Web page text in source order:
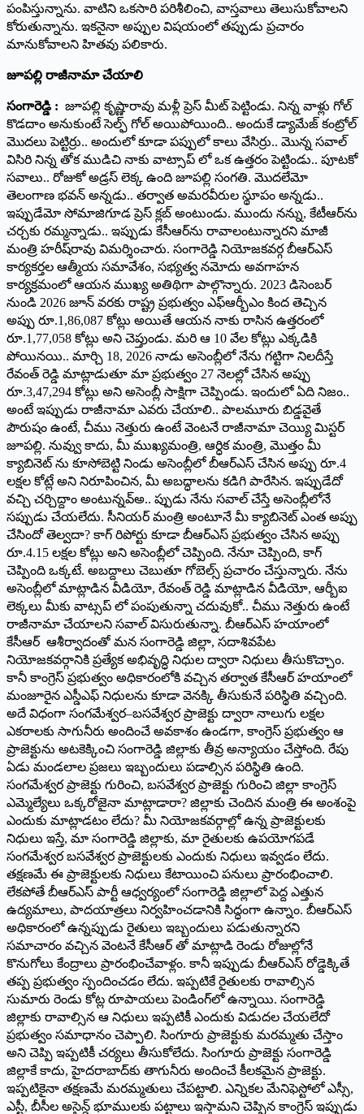
పంపిస్తున్నాను. వాటిని ఒకసారి పరిశీలించి, వాస్తవాలు తెలుసుకోవాలని
కోరుతున్నాను. ఇకనైనా అప్పుల విషయంలో తప్పుడు ప్రచారం
మానుకోవాలని హితవు ప‌లికారు.
జూప‌ల్లి రాజీనామా చేయాలి
సంగారెడ్డి : జూపల్లి కృష్ణారావు మళ్లీ ప్రెస్ మీట్ పెట్టిండు. నిన్న వాళ్లు గోల్
కొడదాం అనుకుంటే సెల్ఫ్ గోల్ అయిపోయింది.. అందుకే డ్యామేజ్ కంట్రోల్
మొదలు పెట్టిర్రు.. అందులో కూడా పప్పులో కాలు వేసిర్రు.. మొన్న సవాల్
విసిరి నిన్న తోక ముడిచి నాకు వాట్సాప్ లో ఒక ఉత్తరం పెట్టిండు.. పూటకో
సవాలు.. రోజుకో అడ్రస్ లెక్క ఉంది జూపల్లి సంగతి. మొదలేమో
తెలంగాణ భవన్ అన్నడు.. తర్వాత అమరవీరుల స్థూపం అన్నడు..
ఇప్పుడేమో సోమాజిగూడ ప్రెస్ క్లబ్ అంటుండు. ముందు నన్ను, కేటీఆర్‌ను
చర్చకు రమ్మన్నాడు.. ఇప్పుడు కేసీఆర్‌ను రావాలంటున్నారని మాజీ
మంత్రి హ‌రీష్‌రావు విమ‌ర్శించారు. సంగారెడ్డి నియోజకవర్గ బీఆర్ఎస్
కార్యకర్తల ఆత్మీయ సమావేశం, సభ్యత్వ నమోదు అవగాహన
కార్యక్రమంలో ఆయ‌న‌ ముఖ్య అతిథిగా పాల్గొన్నారు. 2023 డిసెంబర్
నుండి 2026 జూన్ వరకు రాష్ట్ర ప్రభుత్వం ఎఫ్ఆర్బీఎం కింద తెచ్చిన
అప్పు రూ.1,86,087 కోట్లు అయితే ఆయన నాకు రాసిన ఉత్తరంలో
రూ.1,77,058 కోట్లు అని చెప్తుండు. మరి ఆ 10 వేల కోట్లు ఎక్కడికి
పోయినయి.. మార్చి 18, 2026 నాడు అసెంబ్లీలో నేను గట్టిగా నిలదీస్తే
రేవంత్ రెడ్డి మాట్లాడుతూ మా ప్రభుత్వం 27 నెలల్లో చేసిన అప్పు
రూ.3,47,294 కోట్లు అని అసెంబ్లీ సాక్షిగా చెప్పిండు. ఇందులో ఏది నిజం..
అంటే ఇప్పుడు రాజీనామా ఎవరు చేయాలి.. పాలమూరు బిడ్డవైతే
పౌరుషం ఉంటే, చీము నెత్తురు ఉంటే వెంటనే రాజీనామా చెయ్యి మిస్టర్
జూపల్లి. నువ్వు కాదు, మీ ముఖ్యమంత్రి, ఆర్ధిక మంత్రి, మొత్తం మీ
క్యాబినెట్ ను కూసోబెట్టి నిండు అసెంబ్లీలో బీఆర్ఎస్ చేసిన అప్పు రూ.4
లక్షల కోట్లే అని నిరూపించిన, మీ అబద్ధాలను కడిగి పారేసిన. ఇప్పుడేదో
వచ్చి చర్చిద్దాం అంటున్నవ్అ.. ప్పుడు నేను సవాల్ చేస్తే అసెంబ్లీలోనే
సప్పుడు చేయలేదు. సీనియర్ మంత్రి అంటూనే మీ క్యాబినెట్ ఎంత అప్పు
చేసిందో తెల్వదా? కాగ్ రిపోర్టు కూడా బీఆర్ఎస్ ప్రభుత్వం చేసిన అప్పు
రూ.4.15 లక్షల కోట్లు అని అసెంబ్లీలో చెప్పింది. నేనూ చెప్పింది, కాగ్
చెప్పింది ఒక్కటే. అబద్దాలు చెబుతూ గోబెల్స్ ప్రచారం చేస్తున్నారు. నేను
అసెంబ్లీలో మాట్లాడిన వీడియో, రేవంత్ రెడ్డి మాట్లాడిన వీడియో, ఆర్బీఐ
లెక్కలు మీకు వాట్సప్ లో పంపుతున్నా చదువుకో.. చీము నెత్తురు ఉంటే
రాజీనామా చేయాలని సవాల్ విసురుతున్నా. బీఆర్ఎస్ హయాంలో
కేసీఆర్ ఆశీర్వాదంతో మన సంగారెడ్డి జిల్లా, సదాశివపేట
నియోజకవర్గానికి ప్రత్యేక అభివృద్ధి నిధుల ద్వారా నిధులు తీసుకొచ్చాం.
కానీ కాంగ్రెస్ ప్రభుత్వం అధికారంలోకి వచ్చిన తర్వాత కేసీఆర్ హయాంలో
మంజూరైన ఎస్డీఎఫ్ నిధులను కూడా వెనక్కి తీసుకునే పరిస్థితి వచ్చింది.
అదే విధంగా సంగమేశ్వర–బసవేశ్వర ప్రాజెక్టు ద్వారా నాలుగు లక్షల
ఎకరాలకు సాగునీరు అందించే అవకాశం ఉండగా, కాంగ్రెస్ ప్రభుత్వం ఆ
ప్రాజెక్టును అటకెక్కించి సంగారెడ్డి జిల్లాకు తీవ్ర అన్యాయం చేస్తోంది. రేపు
ఏడు మండలాల ప్రజలు ఇబ్బందులు పడాల్సిన పరిస్థితి ఉంది.
సంగమేశ్వర ప్రాజెక్టు గురించి, బసవేశ్వర ప్రాజెక్టు గురించి జిల్లా కాంగ్రెస్
ఎమ్మెల్యేలు ఒక్కరోజైనా మాట్లాడారా? జిల్లాకు చెందిన మంత్రి ఈ అంశంపై
ఎందుకు మాట్లాడటం లేదు? మీ నియోజకవర్గాల్లో ఉన్న ప్రాజెక్టులకు
నిధులు ఇస్తే, మా సంగారెడ్డి జిల్లాకు, మా రైతులకు ఉపయోగపడే
సంగమేశ్వర బసవేశ్వర ప్రాజెక్టులకు ఎందుకు నిధులు ఇవ్వడం లేదు.
తక్షణమే ఈ ప్రాజెక్టులకు నిధులు కేటాయించి పనులు ప్రారంభించాలి.
లేకపోతే బీఆర్ఎస్ పార్టీ ఆధ్వర్యంలో సంగారెడ్డి జిల్లాలో పెద్ద ఎత్తున
ఉద్యమాలు, పాదయాత్రలు నిర్వహించడానికి సిద్ధంగా ఉన్నాం. బీఆర్ఎస్
అధికారంలో ఉన్నప్పుడు రైతులు ఇబ్బందులు పడుతున్నారని
సమాచారం వచ్చిన వెంటనే కేసీఆర్ తో మాట్లాడి రెండు రోజుల్లోనే
కొనుగోలు కేంద్రాలు ప్రారంభించేవాళ్లం. కానీ ఇప్పుడు బీఆర్ఎస్ రోడ్డెక్కితే
తప్ప ప్రభుత్వం స్పందించడం లేదు. ఇప్పటికే రైతులకు రావాల్సిన
సుమారు రెండు కోట్ల రూపాయలు పెండింగ్‌లో ఉన్నాయి. సంగారెడ్డి
జిల్లాకు రావాల్సిన ఆ నిధులు ఇప్పటికీ ఎందుకు విడుదల చేయలేదో
ప్రభుత్వం సమాధానం చెప్పాలి. సింగూరు ప్రాజెక్టుకు మరమ్మతు చేస్తాం
అని చెప్పి ఇప్పటికీ చర్యలు తీసుకోలేదు. సింగూరు ప్రాజెక్టు సంగారెడ్డి
జిల్లాకే కాదు, హైదరాబాద్‌కు తాగునీరు అందించే కీలకమైన ప్రాజెక్టు.
ఇప్పటికైనా తక్షణమే మరమ్మతులు చేపట్టాలి. ఎన్నికల మేనిఫెస్టోలో ఎస్సీ,
ఎస్టీ, బీసీల అసైన్డ్ భూములకు పట్టాలు ఇస్తామని చెప్పిన కాంగ్రెస్ ఇప్పుడు